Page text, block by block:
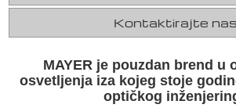
Kontaktirajte nas
MAYER je pouzdan brend u
osvetljenja iza kojeg stoje
optičkog